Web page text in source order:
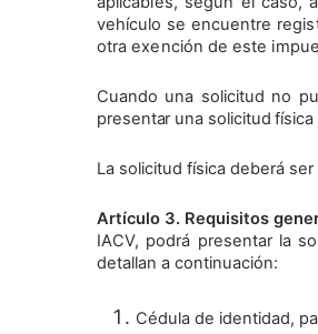
vehículo se encuentre
otra exención de este
Cuando una solicitud no
presentar una solicitud
La solicitud física deberá
Artículo 3. Requisitos
IACV, podrá presentar la
detallan a continuación:
Cédula de identidad,